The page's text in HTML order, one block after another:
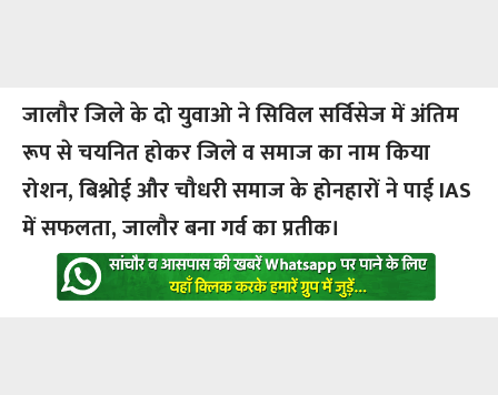
जालौर जिले के दो युवाओ ने सिविल सर्विसेज में अंतिम
रूप से चयनित होकर जिले व समाज का नाम किया
रोशन, बिश्नोई और चौधरी समाज के होनहारों ने पाई IAS
में सफलता, जालौर बना गर्व का प्रतीक।